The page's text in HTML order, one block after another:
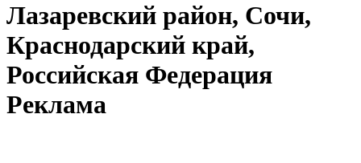
Лазаревский район, Сочи,
Краснодарский край,
Российская Федерация
Реклама